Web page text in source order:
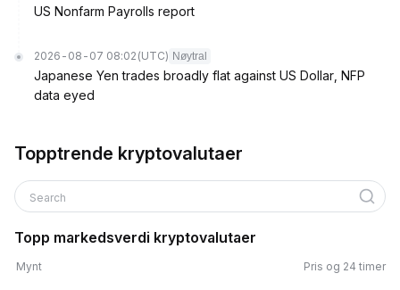
US Nonfarm Payrolls report
2026-08-07 08:02 (UTC) Nøytral
Japanese Yen trades broadly flat against US Dollar, NFP
data eyed
Topptrende kryptovalutaer
Search
Topp markedsverdi kryptovalutaer
Mynt Pris og 24 timer